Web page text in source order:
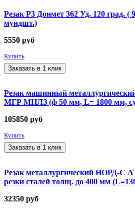
Резак Р3 Донмет 362 Уд. 120 град. (
мундшт.)
5550 руб
Купить
Заказать в 1 клик
Резак машинный
МГР МНЛЗ (ф 50 мм, L= 1800 мм,
105850 руб
Купить
Заказать в 1 клик
Резак металлургический НОРД-С
резки сталей толщ. до 400 мм
32350 руб